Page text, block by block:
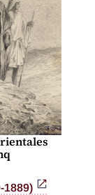
1889)